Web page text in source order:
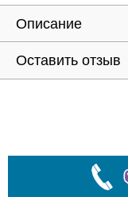
Описание
Оставить отзыв